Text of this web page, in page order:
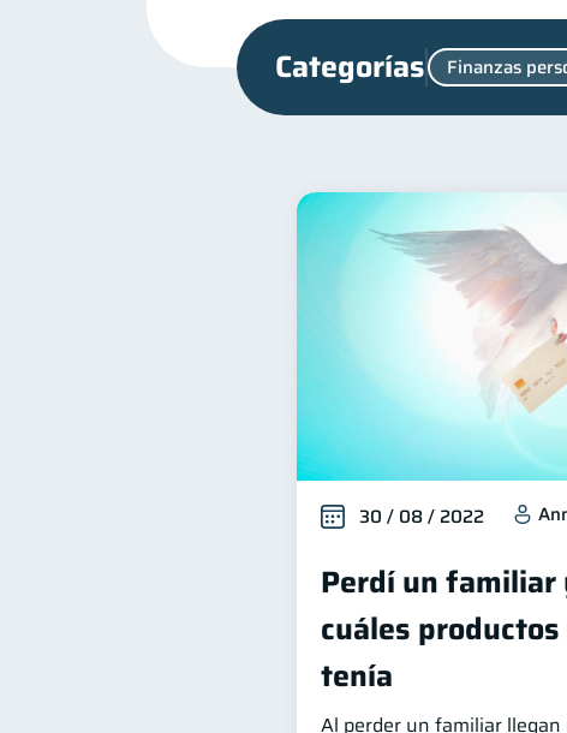
Categorías Finanzas
Organización Financiera
Historial crediticio
Superintendencia de Bancos
Información financiera
Gasto responsable
30 / 08 / 2022
Perdí un familiar
cuáles
tenía
Al perder un familiar